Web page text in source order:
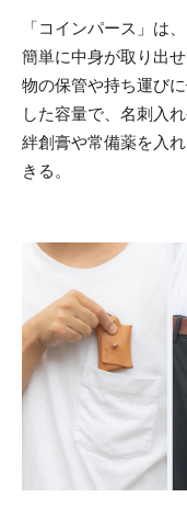
「コインパース」は
簡単に中身が取り出
物の保管や持ち運び
した容量で、名刺入
絆創膏や常備薬を入
きる。